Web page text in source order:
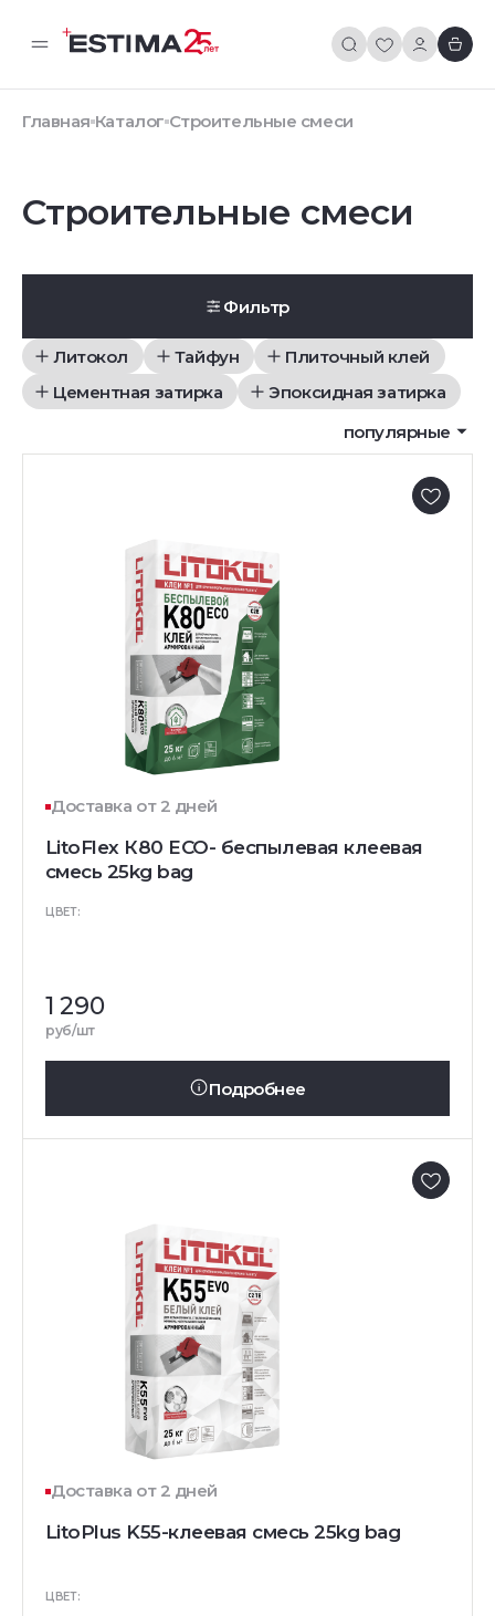
Главная Каталог Строительные смеси
Строительные смеси
Фильтр
Литокол Тайфун
Плиточный клей
Цементная затирка
Эпоксидная затирка
популярные
Доставка от 2 дней
LitoFlex К80 ECO- беспылевая клеевая
смесь 25kg bag
ЦВЕТ:
1 290
руб/шт
Подробнее
Доставка от 2 дней
LitoPlus K55-клеевая смесь 25kg bag
ЦВЕТ: